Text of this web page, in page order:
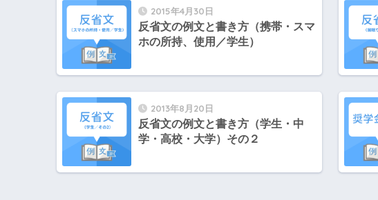
2015年4月30日
反省文の例文と書き方（携帯・スマ
ホの所持、使用／学生）
2013年8月20日
反省文の例文と書き方（学生・中
学・高校・大学）その２